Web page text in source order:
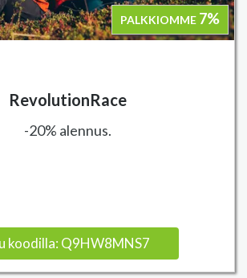
PALKKIOMME 7%
RevolutionRace
-20% alennus.
koodilla: Q9HW8MNS7